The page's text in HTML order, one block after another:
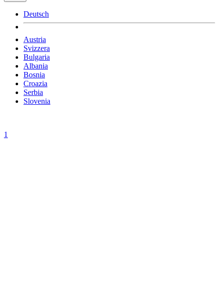
Deutsch
Austria
Svizzera
Bulgaria
Albania
Bosnia
Croazia
Serbia
Slovenia
1